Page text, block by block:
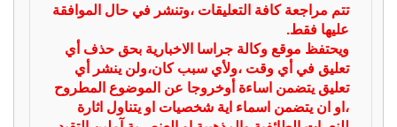
تتم مراجعة كافة التعليقات ،وتنشر في حال الموافقة
عليها فقط.
ويحتفظ موقع وكالة جراسا الاخبارية بحق حذف أي
تعليق في أي وقت ،ولأي سبب كان،ولن ينشر أي
تعليق يتضمن اساءة أوخروجا عن الموضوع المطروح
،او ان يتضمن اسماء اية شخصيات او يتناول اثارة